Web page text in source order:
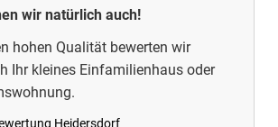
wir natürlich auch!
hohen Qualität bewerten wir
Ihr kleines Einfamilienhaus oder
Heidersdorf